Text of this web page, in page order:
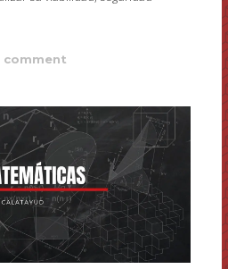
comment